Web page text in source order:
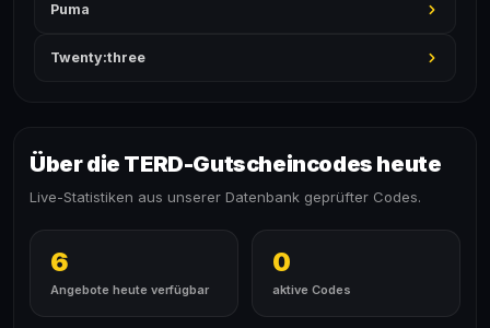
Puma
Twenty:three
Über die TERD-Gutscheincodes heute
Live-Statistiken aus unserer Datenbank geprüfter Codes.
6
Angebote heute verfügbar
0
aktive Codes